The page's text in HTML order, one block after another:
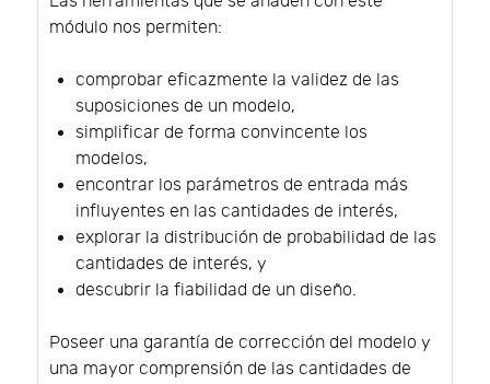
módulo nos permiten:
comprobar eficazmente la validez de las
suposiciones de un modelo,
simplificar de forma convincente los
modelos,
encontrar los parámetros de entrada más
influyentes en las cantidades de interés,
explorar la distribución de probabilidad de las
cantidades de interés, y
descubrir la fiabilidad de un diseño.
Poseer una garantía de corrección del modelo y
una mayor comprensión de las cantidades de